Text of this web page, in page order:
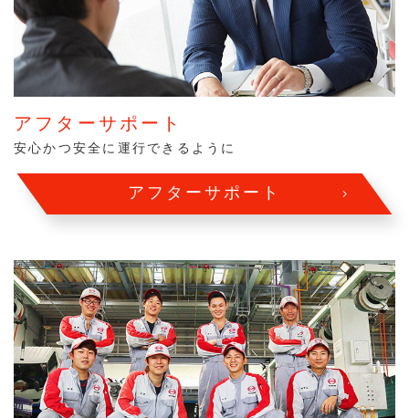
アフターサポート
安心かつ安全に運行できるように
アフターサポート